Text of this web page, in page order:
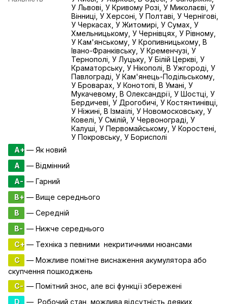
У Львові, У Кривому Розі, У Миколаєві, У
Вінниці, У Херсоні, У Полтаві, У Чернігові,
У Черкасах, У Житомирі, У Сумах, У
Хмельницькому, У Чернівцях, У Рівному,
У Кам'янському, У Кропивницькому, В
Івано-Франківську, У Кременчузі, У
Тернополі, У Луцьку, У Білій Церкві, У
Краматорську, У Нікополі, В Ужгороді, У
Павлограді, У Кам'янець-Подільському,
У Броварах, У Конотопі, В Умані, У
Мукачевому, В Олександрії, У Шостці, У
Бердичеві, У Дрогобичі, У Костянтинівці,
У Ніжині, В Ізмаїлі, У Новомосковську, У
Ковелі, У Смілій, У Червонограді, У
Калуші, У Первомайському, У Коростені,
У Покровську, У Борисполі
A+— Як новий
A
— Відмінний
A- — Гарний
B+ — Вище середнього
B
— Середній
B- — Нижче середнього
C+— Техніка з певними некритичними нюансами
C
— Можливе помітне виснаження акумулятора або
скупчення пошкоджень
C- — Помітний знос, але всі функції збережені
D
— Робочий стан, можлива відсутність деяких